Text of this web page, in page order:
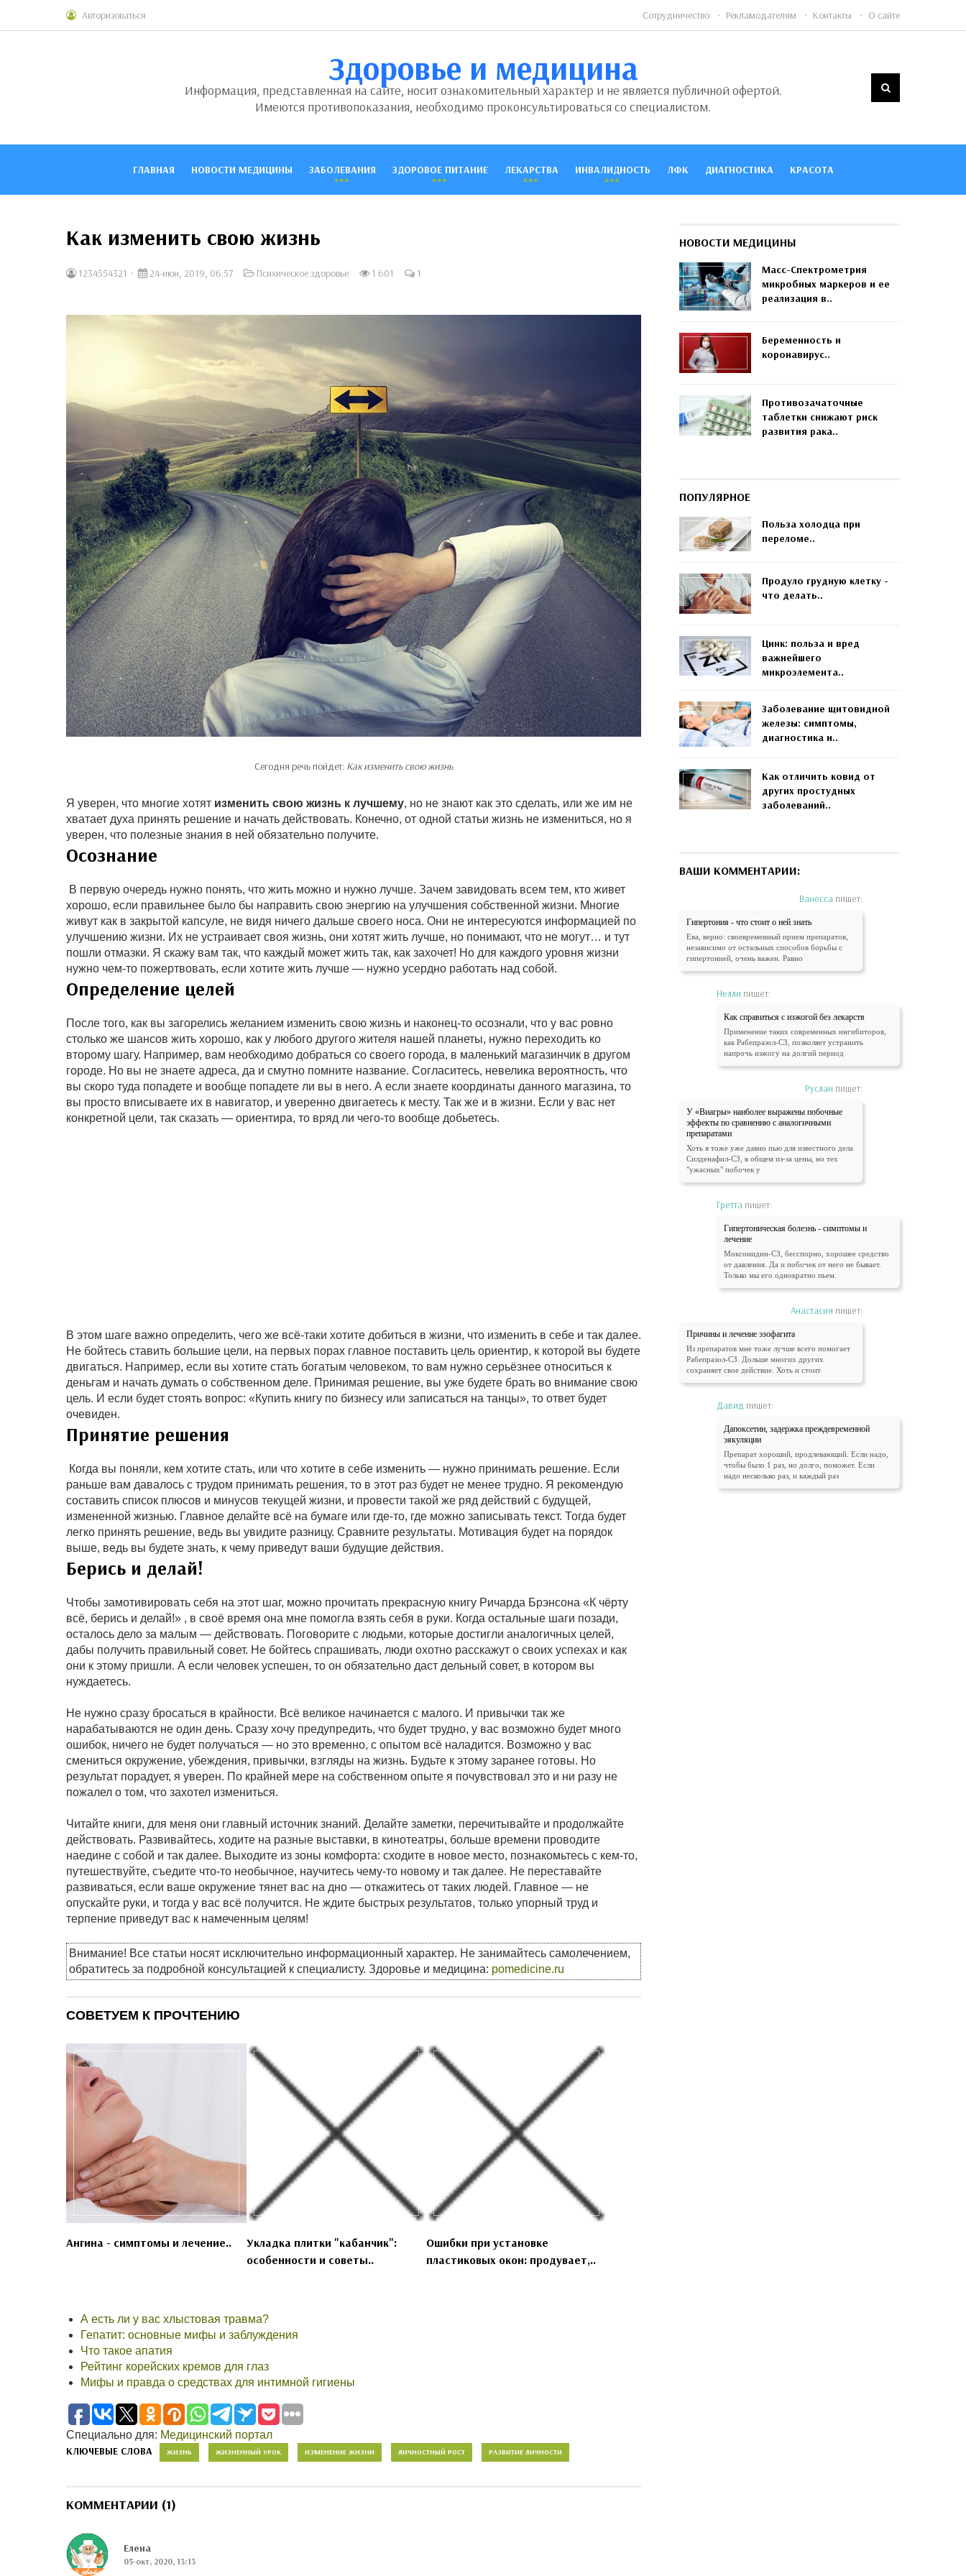
Авторизоваться Сотрудничество Рекламодателям Контакты О сайте
Здоровье и медицина
Информация, представленная на сайте, носит ознакомительный характер и не является публичной офертой.
Имеются противопоказания, необходимо проконсультироваться со специалистом.
ГЛАВНАЯ НОВОСТИ МЕДИЦИНЫ ЗАБОЛЕВАНИЯ ЗДОРОВОЕ ПИТАНИЕ ЛЕКАРСТВА ИНВАЛИДНОСТЬ ЛФК ДИАГНОСТИКА КРАСОТА
Как изменить свою жизнь
1234554321 24-июн, 2019, 06:57 Психическое здоровье 1 601 1
Сегодня речь пойдет: Как изменить свою жизнь
Я уверен, что многие хотят изменить свою жизнь к лучшему, но не знают как это сделать, или же им не
хватает духа принять решение и начать действовать. Конечно, от одной статьи жизнь не измениться, но я
уверен, что полезные знания в ней обязательно получите.
Осознание
В первую очередь нужно понять, что жить можно и нужно лучше. Зачем завидовать всем тем, кто живет
хорошо, если правильнее было бы направить свою энергию на улучшения собственной жизни. Многие
живут как в закрытой капсуле, не видя ничего дальше своего носа. Они не интересуются информацией по
улучшению жизни. Их не устраивает своя жизнь, они хотят жить лучше, но понимают, что не могут… и тут
пошли отмазки. Я скажу вам так, что каждый может жить так, как захочет! Но для каждого уровня жизни
нужно чем-то пожертвовать, если хотите жить лучше — нужно усердно работать над собой.
Определение целей
После того, как вы загорелись желанием изменить свою жизнь и наконец-то осознали, что у вас ровно
столько же шансов жить хорошо, как у любого другого жителя нашей планеты, нужно переходить ко
второму шагу. Например, вам необходимо добраться со своего города, в маленький магазинчик в другом
городе. Но вы не знаете адреса, да и смутно помните название. Согласитесь, невелика вероятность, что
вы скоро туда попадете и вообще попадете ли вы в него. А если знаете координаты данного магазина, то
вы просто вписываете их в навигатор, и уверенно двигаетесь к месту. Так же и в жизни. Если у вас нет
конкретной цели, так сказать — ориентира, то вряд ли чего-то вообще добьетесь.
В этом шаге важно определить, чего же всё-таки хотите добиться в жизни, что изменить в себе и так далее.
Не бойтесь ставить большие цели, на первых порах главное поставить цель ориентир, к которой вы будете
двигаться. Например, если вы хотите стать богатым человеком, то вам нужно серьёзнее относиться к
деньгам и начать думать о собственном деле. Принимая решение, вы уже будете брать во внимание свою
цель. И если будет стоять вопрос: «Купить книгу по бизнесу или записаться на танцы», то ответ будет
очевиден.
Принятие решения
Когда вы поняли, кем хотите стать, или что хотите в себе изменить — нужно принимать решение. Если
раньше вам давалось с трудом принимать решения, то в этот раз будет не менее трудно. Я рекомендую
составить список плюсов и минусов текущей жизни, и провести такой же ряд действий с будущей,
измененной жизнью. Главное делайте всё на бумаге или где-то, где можно записывать текст. Тогда будет
легко принять решение, ведь вы увидите разницу. Сравните результаты. Мотивация будет на порядок
выше, ведь вы будете знать, к чему приведут ваши будущие действия.
Берись и делай!
Чтобы замотивировать себя на этот шаг, можно прочитать прекрасную книгу Ричарда Брэнсона «К чёрту
всё, берись и делай!» , в своё время она мне помогла взять себя в руки. Когда остальные шаги позади,
осталось дело за малым — действовать. Поговорите с людьми, которые достигли аналогичных целей,
дабы получить правильный совет. Не бойтесь спрашивать, люди охотно расскажут о своих успехах и как
они к этому пришли. А если человек успешен, то он обязательно даст дельный совет, в котором вы
нуждаетесь.
Не нужно сразу бросаться в крайности. Всё великое начинается с малого. И привычки так же
нарабатываются не один день. Сразу хочу предупредить, что будет трудно, у вас возможно будет много
ошибок, ничего не будет получаться — но это временно, с опытом всё наладится. Возможно у вас
смениться окружение, убеждения, привычки, взгляды на жизнь. Будьте к этому заранее готовы. Но
результат порадует, я уверен. По крайней мере на собственном опыте я почувствовал это и ни разу не
пожалел о том, что захотел измениться.
Читайте книги, для меня они главный источник знаний. Делайте заметки, перечитывайте и продолжайте
действовать. Развивайтесь, ходите на разные выставки, в кинотеатры, больше времени проводите
наедине с собой и так далее. Выходите из зоны комфорта: сходите в новое место, познакомьтесь с кем-то,
путешествуйте, съедите что-то необычное, научитесь чему-то новому и так далее. Не переставайте
развиваться, если ваше окружение тянет вас на дно — откажитесь от таких людей. Главное — не
опускайте руки, и тогда у вас всё получится. Не ждите быстрых результатов, только упорный труд и
терпение приведут вас к намеченным целям!
Внимание! Все статьи носят исключительно информационный характер. Не занимайтесь самолечением,
обратитесь за подробной консультацией к специалисту. Здоровье и медицина: pomedicine.ru
СОВЕТУЕМ К ПРОЧТЕНИЮ
Ангина - симптомы и лечение..
Укладка плитки "кабанчик":
особенности и советы..
Ошибки при установке
пластиковых окон: продувает,..
А есть ли у вас хлыстовая травма?
Гепатит: основные мифы и заблуждения
Что такое апатия
Рейтинг корейских кремов для глаз
Мифы и правда о средствах для интимной гигиены
Специально для: Медицинский портал
КЛЮЧЕВЫЕ СЛОВА ЖИЗНЬ ЖИЗНЕННЫЙ УРОК ИЗМЕНЕНИЕ ЖИЗНИ ЛИЧНОСТНЫЙ РОСТ РАЗВИТИЕ ЛИЧНОСТИ
КОММЕНТАРИИ (1)
Елена
05-окт, 2020, 13:13
НОВОСТИ МЕДИЦИНЫ
Масс-Спектрометрия
микробных маркеров и ее
реализация в..
Беременность и
коронавирус..
Противозачаточные
таблетки снижают риск
развития рака..
ПОПУЛЯРНОЕ
Польза холодца при
переломе..
Продуло грудную клетку -
что делать..
Цинк: польза и вред
важнейшего
микроэлемента..
Заболевание щитовидной
железы: симптомы,
диагностика и..
Как отличить ковид от
других простудных
заболеваний..
ВАШИ КОММЕНТАРИИ:
Ванесса пишет:
Гипертония - что стоит о ней знать
Ева, верно: своевременный прием препаратов,
независимо от остальных способов борьбы с
гипертонией, очень важен. Равно
Нелли пишет:
Как справиться с изжогой без лекарств
Применение таких современных ингибиторов,
как Рабепразол-СЗ, позволяет устранить
напрочь изжогу на долгий период
Руслан пишет:
У «Виагры» наиболее выражены побочные
эффекты по сравнению с аналогичными
препаратами
Хоть я тоже уже давно пью для известного дела
Силденафил-СЗ, в общем из-за цены, но тех
"ужасных" побочек у
Гретта пишет:
Гипертоническая болезнь - симптомы и
лечение
Моксонидин-СЗ, бесспорно, хорошее средство
от давления. Да и побочек от него не бывает.
Только мы его однократно пьем.
Анастасия пишет:
Причины и лечение эзофагита
Из препаратов мне тоже лучше всего помогает
Рабепразол-СЗ. Дольше многих других
сохраняет свое действие. Хоть и стоит
Давид пишет:
Дапоксетин, задержка преждевременной
эякуляции
Препарат хороший, продлевающий. Если надо,
чтобы было 1 раз, но долго, поможет. Если
надо несколько раз, и каждый раз